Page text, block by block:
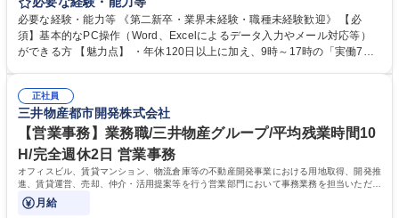
営事務局業務などにも幅広く携わっていただきます。 【会員管理・データ
入力業務】 ・医師（会員）の住所変更、個人情報のシステム登録・更新
・年会費の徴収管理や入金データの照合確認 【問い合わせ対応】 ・会員
年休120日/デスクワーク中心で残業少なめ
必要な経験・能力等 《第二新卒・業界未経験・職種未経験歓迎》 【必
須】基本的なPC操作（Word、Excelによるデータ入力やメール対応等）
ができる方 【魅力点】 ・年休120日以上に加え、9時～17時の「実働7時
整、資料作成、当日の運営サポート 学歴・資格 学歴：大学院 大学 語学
力： 資格：
正社員
三井物産都市開発株式会社
【営業事務】業務職/三井物産グループ/平均残業時間10
H/完全週休2日 営業事務
オフィスビル、賃貸マンション、物流倉庫等の不動産開発事業における用地取得、開発推
進、賃貸運営、売却、仲介・活用提案等を行う営業部門において事務業務を担当いただき
ます。
月給